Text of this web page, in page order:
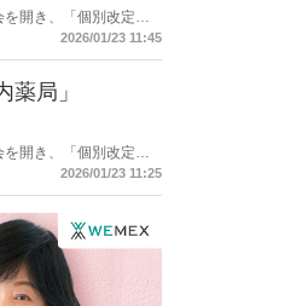
開き、「個別改定項
体制加算を廃止し、医
2026/01/23 11:45
局」
開き、「個別改定項
同一敷地内においてオ
2026/01/23 11:25